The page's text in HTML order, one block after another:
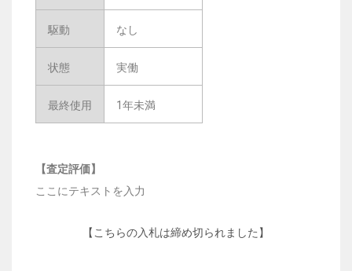
駆動 なし
状態 実働
最終使用 1年未満
【査定評価】
ここにテキストを入力
【こちらの入札は締め切られました】